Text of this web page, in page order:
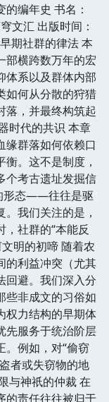
编年史 书名：
文汇 出版时间：
期社群的律法 本
部横跨数万年的宏
体系以及群体内部
如何从分散的狩猎
落，并最终构筑起
时代的共识 本章
缘群落如何依赖口
。这不是制度，
个考古遗址发掘信
形态——往往是驱
我们关注的是，
社群的“本能反
明的初啼 随着农
的利益冲突（尤其
回避。我们深入分
些非成文的习俗如
权力结构的早期体
先服务于统治阶层
。例如，对“偷窃
者或失窃物的地
与神祇的仲裁 在
的责任往往被归于